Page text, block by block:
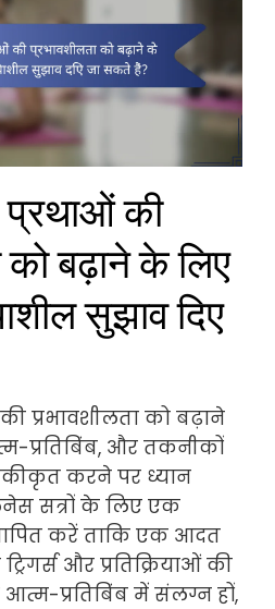
की
को बढ़ाने के लिए
सुझाव दिए
प्रभावशीलता को बढ़ाने
प्रतिबिंब, और तकनीकों
करने पर ध्यान
सत्रों के लिए एक
करें ताकि एक आदत
और प्रतिक्रियाओं की
प्रतिबिंब में संलग्न हों,